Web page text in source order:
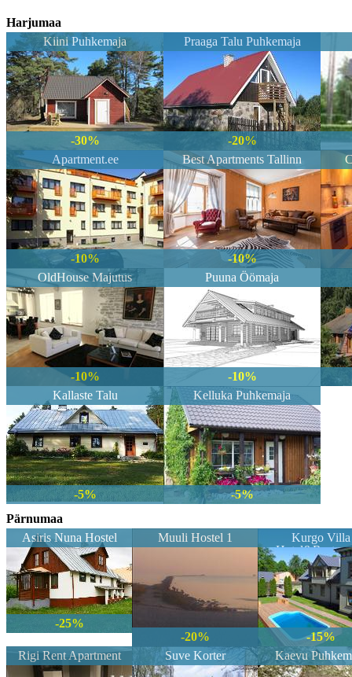
Harjumaa
Kiini Puhkemaja
-30%
Praaga Talu Puhkemaja
-20%
Apartment.ee
-10%
Best Apartments Tallinn
-10%
OldHouse Majutus
-10%
Puuna Öömaja
-10%
Kallaste Talu
-5%
Kelluka Puhkemaja
-5%
Pärnumaa
Asiris Nuna Hostel
-25%
Muuli Hostel 1
-20%
Kurgo Villa
-15%
Rigi Rent Apartment
Suve Korter Kaevu